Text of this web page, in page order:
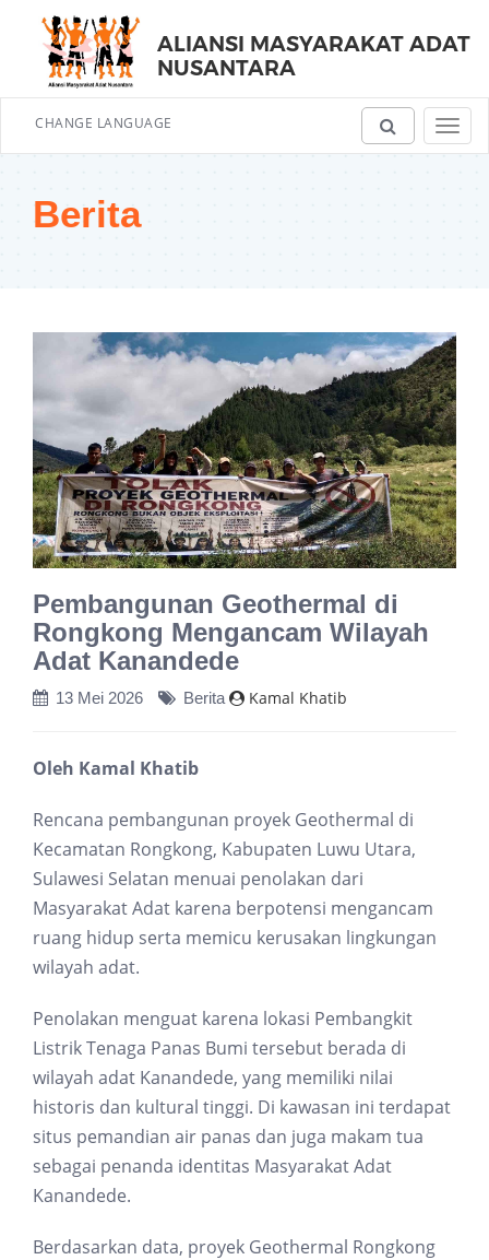
ALIANSI MASYARAKAT ADAT
NUSANTARA
CHANGE LANGUAGE
Berita
Pembangunan Geothermal di
Rongkong Mengancam Wilayah
Adat Kanandede
13 Mei 2026 Berita Kamal Khatib
Oleh Kamal Khatib
Rencana pembangunan proyek Geothermal di
Kecamatan Rongkong, Kabupaten Luwu Utara,
Sulawesi Selatan menuai penolakan dari
Masyarakat Adat karena berpotensi mengancam
ruang hidup serta memicu kerusakan lingkungan
wilayah adat.
Penolakan menguat karena lokasi Pembangkit
Listrik Tenaga Panas Bumi tersebut berada di
wilayah adat Kanandede, yang memiliki nilai
historis dan kultural tinggi. Di kawasan ini terdapat
situs pemandian air panas dan juga makam tua
sebagai penanda identitas Masyarakat Adat
Kanandede.
Berdasarkan data, proyek Geothermal Rongkong